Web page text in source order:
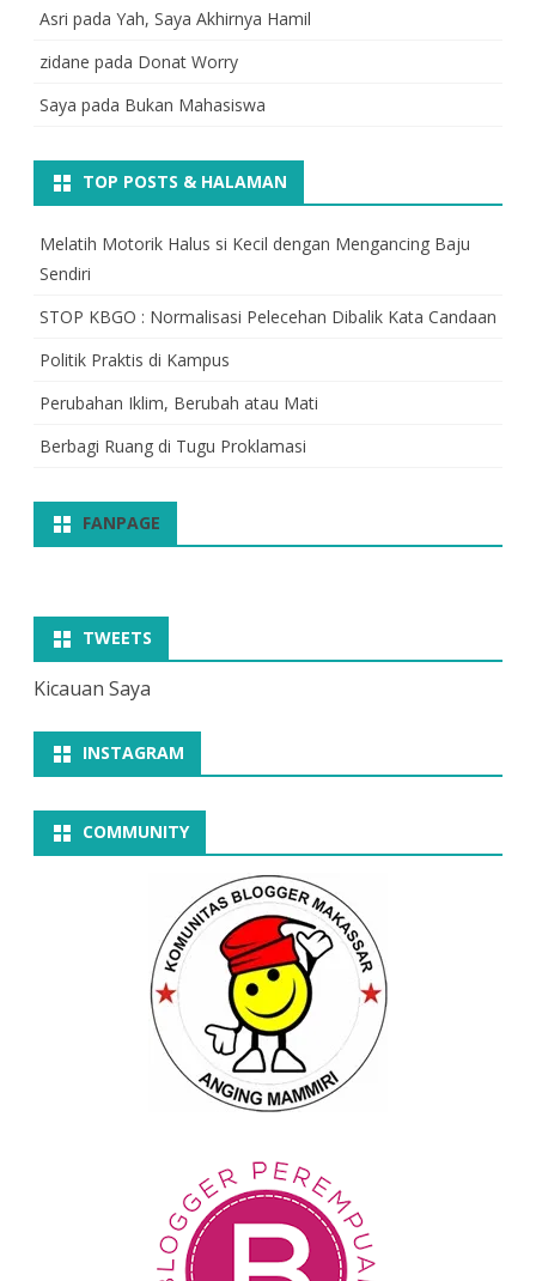
Asri pada Yah, Saya Akhirnya Hamil
zidane pada Donat Worry
Saya pada Bukan Mahasiswa
TOP POSTS & HALAMAN
Melatih Motorik Halus si Kecil dengan Mengancing Baju
Sendiri
STOP KBGO : Normalisasi Pelecehan Dibalik Kata Candaan
Politik Praktis di Kampus
Perubahan Iklim, Berubah atau Mati
Berbagi Ruang di Tugu Proklamasi
FANPAGE
TWEETS
Kicauan Saya
INSTAGRAM
COMMUNITY